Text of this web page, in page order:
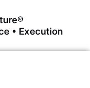
• Execution